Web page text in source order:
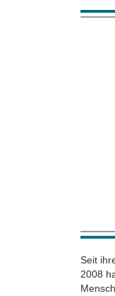
Seit
2008